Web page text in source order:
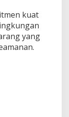
kuat
yang